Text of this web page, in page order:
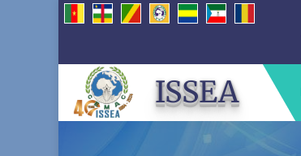
ISSEA